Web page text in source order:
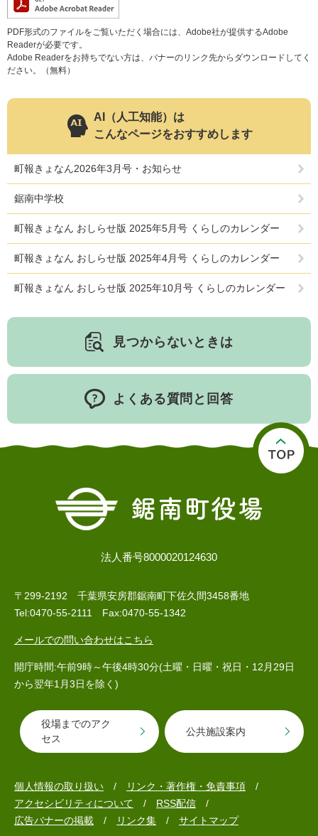
PDF形式のファイルをご覧いただく場合には、Adobe社が提供するAdobe
Readerが必要です。
Adobe Readerをお持ちでない方は、バナーのリンク先からダウンロードしてく
ださい。（無料）
AI（人工知能）は
こんなページをおすすめします
町報きょなん2026年3月号・お知らせ
鋸南中学校
町報きょなん おしらせ版 2025年5月号 くらしのカレンダー
町報きょなん おしらせ版 2025年4月号 くらしのカレンダー
町報きょなん おしらせ版 2025年10月号 くらしのカレンダー
見つからないときは
よくある質問と回答
法人番号8000020124630
〒299-2192 千葉県安房郡鋸南町下佐久間3458番地
Tel:0470-55-2111 Fax:0470-55-1342
メールでの問い合わせはこちら
開庁時間:午前9時～午後4時30分(土曜・日曜・祝日・12月29日
から翌年1月3日を除く)
役場までのアク
セス
公共施設案内
個人情報の取り扱い
リンク・著作権・免責事項
アクセシビリティについて
RSS配信
広告バナーの掲載
リンク集 サイトマップ